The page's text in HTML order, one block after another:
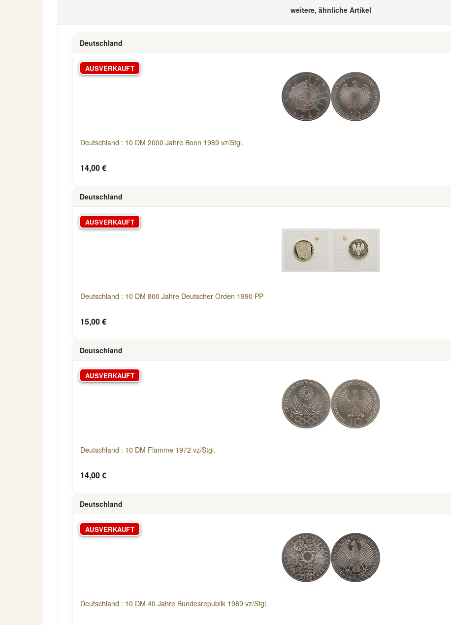
weitere, ähnliche Artikel
Deutschland
AUSVERKAUFT
Deutschland : 10 DM 2000 Jahre Bonn 1989 vz/Stgl.
14,00 €
Deutschland
AUSVERKAUFT
Deutschland : 10 DM 800 Jahre Deutscher Orden 1990 PP
15,00 €
Deutschland
AUSVERKAUFT
Deutschland : 10 DM Flamme 1972 vz/Stgl.
14,00 €
Deutschland
AUSVERKAUFT
Deutschland : 10 DM 40 Jahre Bundesrepublik 1989 vz/Stgl.